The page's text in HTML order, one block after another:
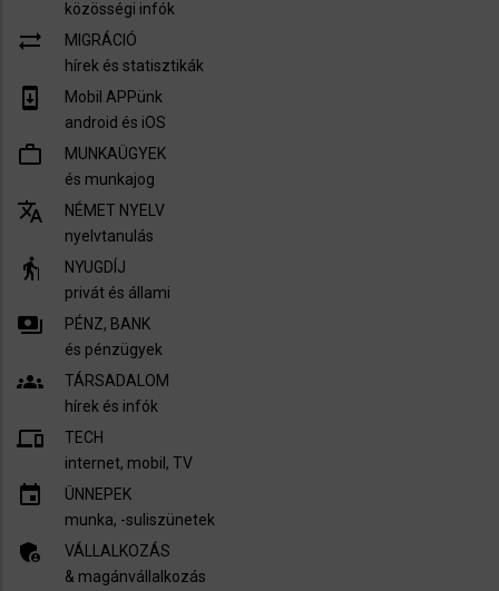
közösségi infók
sync_alt
MIGRÁCIÓ
hírek és statisztikák
system_update
Mobil APPünk
android és iOS
work_outline
MUNKAÜGYEK
és munkajog
translate
NÉMET NYELV
nyelvtanulás
elderly
NYUGDÍJ
privát és állami
payments
PÉNZ, BANK
és pénzügyek
groups
TÁRSADALOM
hírek és infók
devices
TECH
internet, mobil, TV​
insert_invitation
ÜNNEPEK
munka, -suliszünetek
admin_panel_settings
VÁLLALKOZÁS
& magánvállalkozás